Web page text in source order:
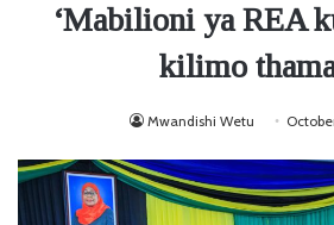
‘Mabilioni ya REA
kilimo
Mwandishi Wetu